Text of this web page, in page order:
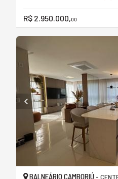
R$ 2.950.000,00
BALNEÁRIO CAMBORIÚ -